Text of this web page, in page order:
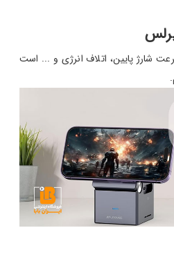
شارژ پایین، اتلاف انرژی و ... است